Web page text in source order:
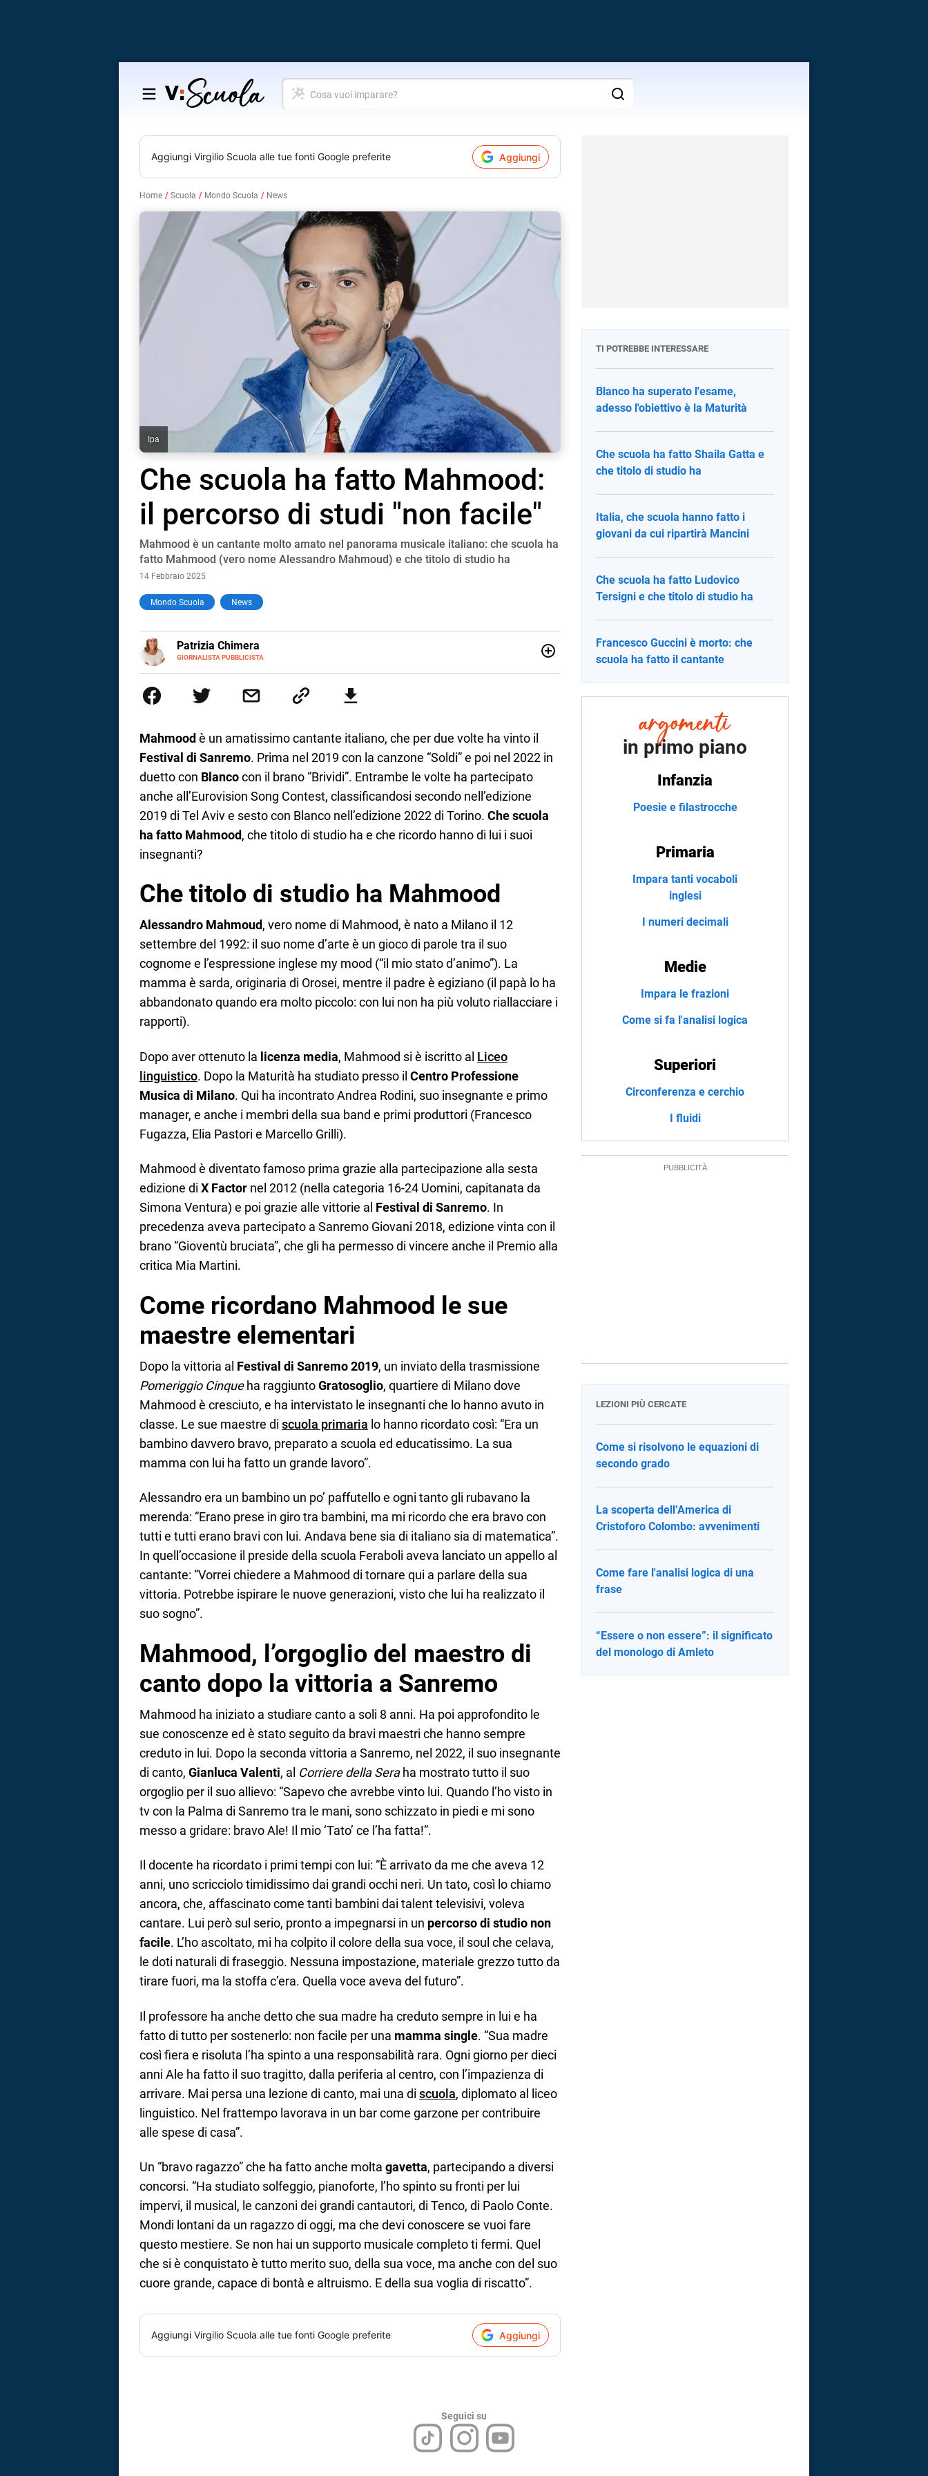
Salta
contenuto
Cosa
vuoi
Aggiungi Virgilio Scuola alle tue fonti Google preferite Aggiungi
Home Scuola Mondo Scuola News
Ipa
Che scuola ha fatto Mahmood:
il percorso di studi "non facile"
Mahmood è un cantante molto amato nel panorama musicale italiano: che scuola ha
fatto Mahmood (vero nome Alessandro Mahmoud) e che titolo di studio ha
14 Febbraio 2025
Mondo Scuola News
Patrizia Chimera
GIORNALISTA PUBBLICISTA
E-
MAIL
LINKEDIN
comunicazione specializzandosi nella scrittura di articoli sul mondo scolastico.
Mahmoodè un amatissimo cantante italiano, che per due volte ha vinto il
Festival di Sanremo. Prima nel 2019 con la canzone “Soldi” e poi nel 2022 in
duetto con Blancocon il brano “Brividi”. Entrambe le volte ha partecipato
anche all’Eurovision Song Contest, classificandosi secondo nell’edizione
2019 di Tel Aviv e sesto con Blanco nell’edizione 2022 di Torino. Che scuola
ha fatto Mahmood, che titolo di studio ha e che ricordo hanno di lui i suoi
insegnanti?
Che titolo di studio ha Mahmood
Alessandro Mahmoud, vero nome di Mahmood, è nato a Milano il 12
settembre del 1992: il suo nome d’arte è un gioco di parole tra il suo
cognome e l’espressione inglese my mood (“il mio stato d’animo”). La
mamma è sarda, originaria di Orosei, mentre il padre è egiziano (il papà lo ha
abbandonato quando era molto piccolo: con lui non ha più voluto riallacciare i
rapporti).
Dopo aver ottenuto la licenza media, Mahmood si è iscritto al Liceo
linguistico. Dopo la Maturità ha studiato presso il Centro Professione
Musica di Milano. Qui ha incontrato Andrea Rodini, suo insegnante e primo
manager, e anche i membri della sua band e primi produttori (Francesco
Fugazza, Elia Pastori e Marcello Grilli).
Mahmood è diventato famoso prima grazie alla partecipazione alla sesta
edizione di X Factor nel 2012 (nella categoria 16-24 Uomini, capitanata da
Simona Ventura) e poi grazie alle vittorie al Festival di Sanremo. In
precedenza aveva partecipato a Sanremo Giovani 2018, edizione vinta con il
brano “Gioventù bruciata”, che gli ha permesso di vincere anche il Premio alla
critica Mia Martini.
Come ricordano Mahmood le sue
maestre elementari
Dopo la vittoria al Festival di Sanremo 2019, un inviato della trasmissione
Pomeriggio Cinqueha raggiuntoGratosoglio, quartiere di Milano dove
Mahmood è cresciuto, e ha intervistato le insegnanti che lo hanno avuto in
classe. Le sue maestre di scuola primaria lo hanno ricordato così: “Era un
bambino davvero bravo, preparato a scuola ed educatissimo. La sua
mamma con lui ha fatto un grande lavoro”.
Alessandro era un bambino un po’ paffutello e ogni tanto gli rubavano la
merenda: “Erano prese in giro tra bambini, ma mi ricordo che era bravo con
tutti e tutti erano bravi con lui. Andava bene sia di italiano sia di matematica”.
In quell’occasione il preside della scuola Feraboli aveva lanciato un appello al
cantante: “Vorrei chiedere a Mahmood di tornare qui a parlare della sua
vittoria. Potrebbe ispirare le nuove generazioni, visto che lui ha realizzato il
suo sogno”.
Mahmood, l’orgoglio del maestro di
canto dopo la vittoria a Sanremo
Mahmood ha iniziato a studiare canto a soli 8 anni. Ha poi approfondito le
sue conoscenze ed è stato seguito da bravi maestri che hanno sempre
creduto in lui. Dopo la seconda vittoria a Sanremo, nel 2022, il suo insegnante
di canto, Gianluca Valenti, al Corriere della Seraha mostrato tutto il suo
orgoglio per il suo allievo: “Sapevo che avrebbe vinto lui. Quando l’ho visto in
tv con la Palma di Sanremo tra le mani, sono schizzato in piedi e mi sono
messo a gridare: bravo Ale! Il mio ‘Tato’ ce l’ha fatta!”.
Il docente ha ricordato i primi tempi con lui: “È arrivato da me che aveva 12
anni, uno scricciolo timidissimo dai grandi occhi neri. Un tato, così lo chiamo
ancora, che, affascinato come tanti bambini dai talent televisivi, voleva
cantare. Lui però sul serio, pronto a impegnarsi in un percorso di studio non
facile. L’ho ascoltato, mi ha colpito il colore della sua voce, il soul che celava,
le doti naturali di fraseggio. Nessuna impostazione, materiale grezzo tutto da
tirare fuori, ma la stoffa c’era. Quella voce aveva del futuro”.
Il professore ha anche detto che sua madre ha creduto sempre in lui e ha
fatto di tutto per sostenerlo: non facile per una mamma single. “Sua madre
così fiera e risoluta l’ha spinto a una responsabilità rara. Ogni giorno per dieci
anni Ale ha fatto il suo tragitto, dalla periferia al centro, con l’impazienza di
arrivare. Mai persa una lezione di canto, mai una di scuola, diplomato al liceo
linguistico. Nel frattempo lavorava in un bar come garzone per contribuire
alle spese di casa”.
Un “bravo ragazzo” che ha fatto anche molta gavetta, partecipando a diversi
concorsi. “Ha studiato solfeggio, pianoforte, l’ho spinto su fronti per lui
impervi, il musical, le canzoni dei grandi cantautori, di Tenco, di Paolo Conte.
Mondi lontani da un ragazzo di oggi, ma che devi conoscere se vuoi fare
questo mestiere. Se non hai un supporto musicale completo ti fermi. Quel
che si è conquistato è tutto merito suo, della sua voce, ma anche con del suo
cuore grande, capace di bontà e altruismo. E della sua voglia di riscatto”.
Aggiungi Virgilio Scuola alle tue fonti Google preferite Aggiungi
TI POTREBBE INTERESSARE
Blanco ha superato l'esame,
adesso l'obiettivo è la Maturità
Che scuola ha fatto Shaila Gatta e
che titolo di studio ha
Italia, che scuola hanno fatto i
giovani da cui ripartirà Mancini
Che scuola ha fatto Ludovico
Tersigni e che titolo di studio ha
Francesco Guccini è morto: che
scuola ha fatto il cantante
in primo piano
Infanzia
Poesie e filastrocche
Primaria
Impara tanti vocaboli
inglesi
I numeri decimali
Medie
Impara le frazioni
Come si fa l'analisi logica
Superiori
Circonferenza e cerchio
I fluidi
LEZIONI PIÙ CERCATE
Come si risolvono le equazioni di
secondo grado
La scoperta dell’America di
Cristoforo Colombo: avvenimenti
Come fare l'analisi logica di una
frase
“Essere o non essere”: il significato
del monologo di Amleto
Seguici su